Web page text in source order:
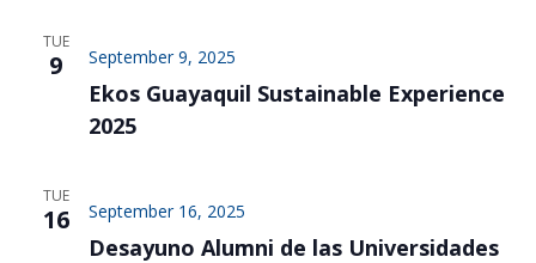
TUE
9 September 9, 2025
Ekos Guayaquil Sustainable Experience
2025
TUE
16 September 16, 2025
Desayuno Alumni de las Universidades